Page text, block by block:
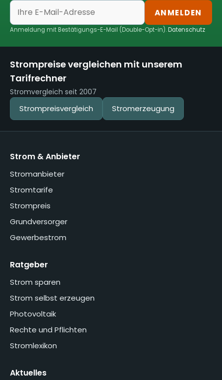
ANMELDEN
Anmeldung mit Bestätigungs-E-Mail (Double-Opt-in).Datenschutz
Strompreise vergleichen mit unserem
Tarifrechner
Stromvergleich seit 2007
Strompreisvergleich Stromerzeugung
Strom & Anbieter
Stromanbieter
Stromtarife
Strompreis
Grundversorger
Gewerbestrom
Ratgeber
Strom sparen
Strom selbst erzeugen
Photovoltaik
Rechte und Pflichten
Stromlexikon
Aktuelles